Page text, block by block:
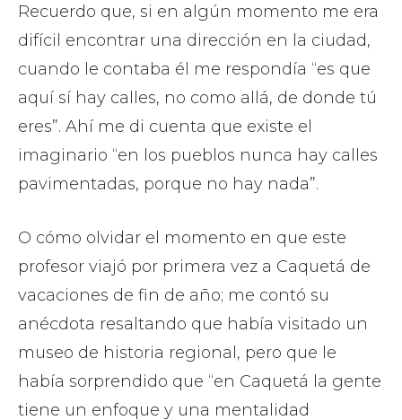
Recuerdo que, si en algún momento me era
difícil encontrar una dirección en la ciudad,
cuando le contaba él me respondía “es que
aquí sí hay calles, no como allá, de donde tú
eres”. Ahí me di cuenta que existe el
imaginario “en los pueblos nunca hay calles
pavimentadas, porque no hay nada”.
O cómo olvidar el momento en que este
profesor viajó por primera vez a Caquetá de
vacaciones de fin de año; me contó su
anécdota resaltando que había visitado un
museo de historia regional, pero que le
había sorprendido que “en Caquetá la gente
tiene un enfoque y una mentalidad